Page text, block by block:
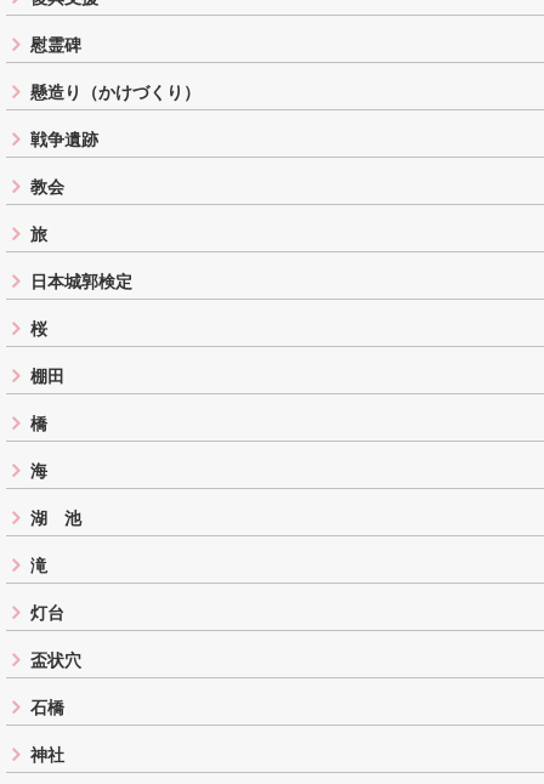
慰霊碑
懸造り（かけづくり）
戦争遺跡
教会
旅
日本城郭検定
桜
棚田
橋
海
湖 池
滝
灯台
盃状穴
石橋
神社